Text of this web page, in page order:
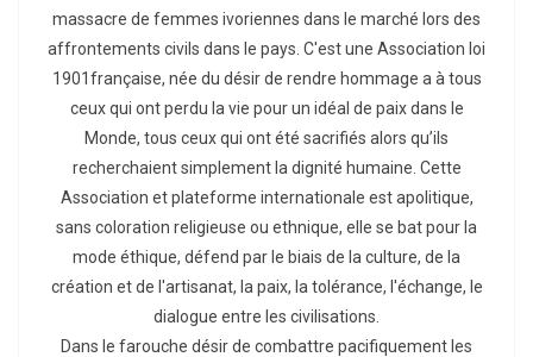
massacre de femmes ivoriennes dans le marché lors des
affrontements civils dans le pays. C'est une Association loi
1901française, née du désir de rendre hommage a à tous
ceux qui ont perdu la vie pour un idéal de paix dans le
Monde, tous ceux qui ont été sacrifiés alors qu’ils
recherchaient simplement la dignité humaine. Cette
Association et plateforme internationale est apolitique,
sans coloration religieuse ou ethnique, elle se bat pour la
mode éthique, défend par le biais de la culture, de la
création et de l'artisanat, la paix, la tolérance, l'échange, le
dialogue entre les civilisations.
Dans le farouche désir de combattre pacifiquement les